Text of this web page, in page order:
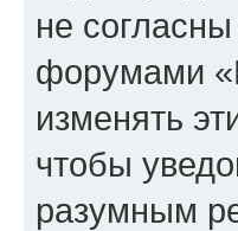
не
форумами
изменять
чтобы
разумным